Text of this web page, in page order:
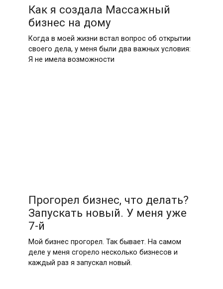
Как я создала Массажный
бизнес на дому
Когда в моей жизни встал вопрос об открытии
своего дела, у меня были два важных условия:
Я не имела возможности
Прогорел бизнес, что делать?
Запускать новый. У меня уже
7-й
Мой бизнес прогорел. Так бывает. На самом
деле у меня сгорело несколько бизнесов и
каждый раз я запускал новый.